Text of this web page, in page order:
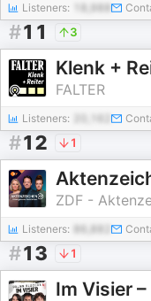
Listeners:
#11 3
Klenk +
FALTER
Listeners:
#12 1
ZDF -
Listeners:
#13 1